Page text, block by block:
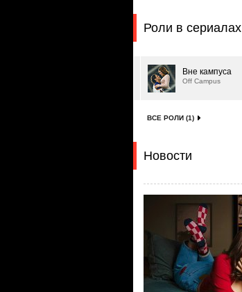
Роли в сериалах
Вне кампуса
Off Campus
ВСЕ РОЛИ (1)
Новости